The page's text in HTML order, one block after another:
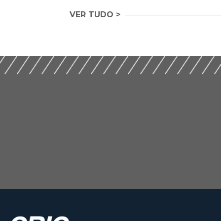
sobre Licenciamentos
na Construção (2019)
Habitacional
VER TUDO >